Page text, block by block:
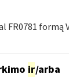
FR0781 formą
ir/arba